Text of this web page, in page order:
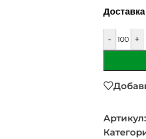
- +
Артикул: